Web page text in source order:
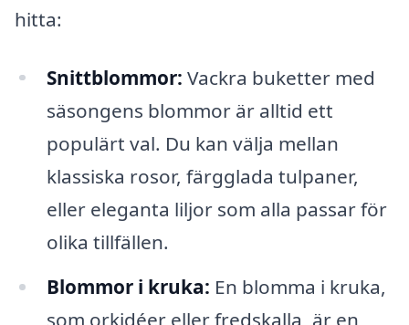
hitta:
Snittblommor: Vackra buketter med
säsongens blommor är alltid ett
populärt val. Du kan välja mellan
klassiska rosor, färgglada tulpaner,
eller eleganta liljor som alla passar för
olika tillfällen.
Blommor i kruka: En blomma i kruka,
som orkidéer eller fredskalla, är en